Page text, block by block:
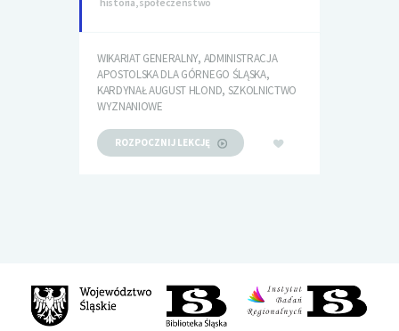
WIKARIAT GENERALNY, ADMINISTRACJA
APOSTOLSKA DLA GÓRNEGO ŚLĄSKA,
KARDYNAŁ AUGUST HLOND, SZKOLNICTWO
WYZNANIOWE
ROZPOCZNIJ LEKCJĘ